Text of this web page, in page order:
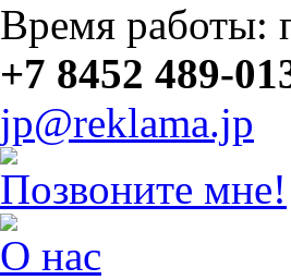
Время работы:
+7 8452 489-
jp@reklama.jp
Позвоните мне!
О нас